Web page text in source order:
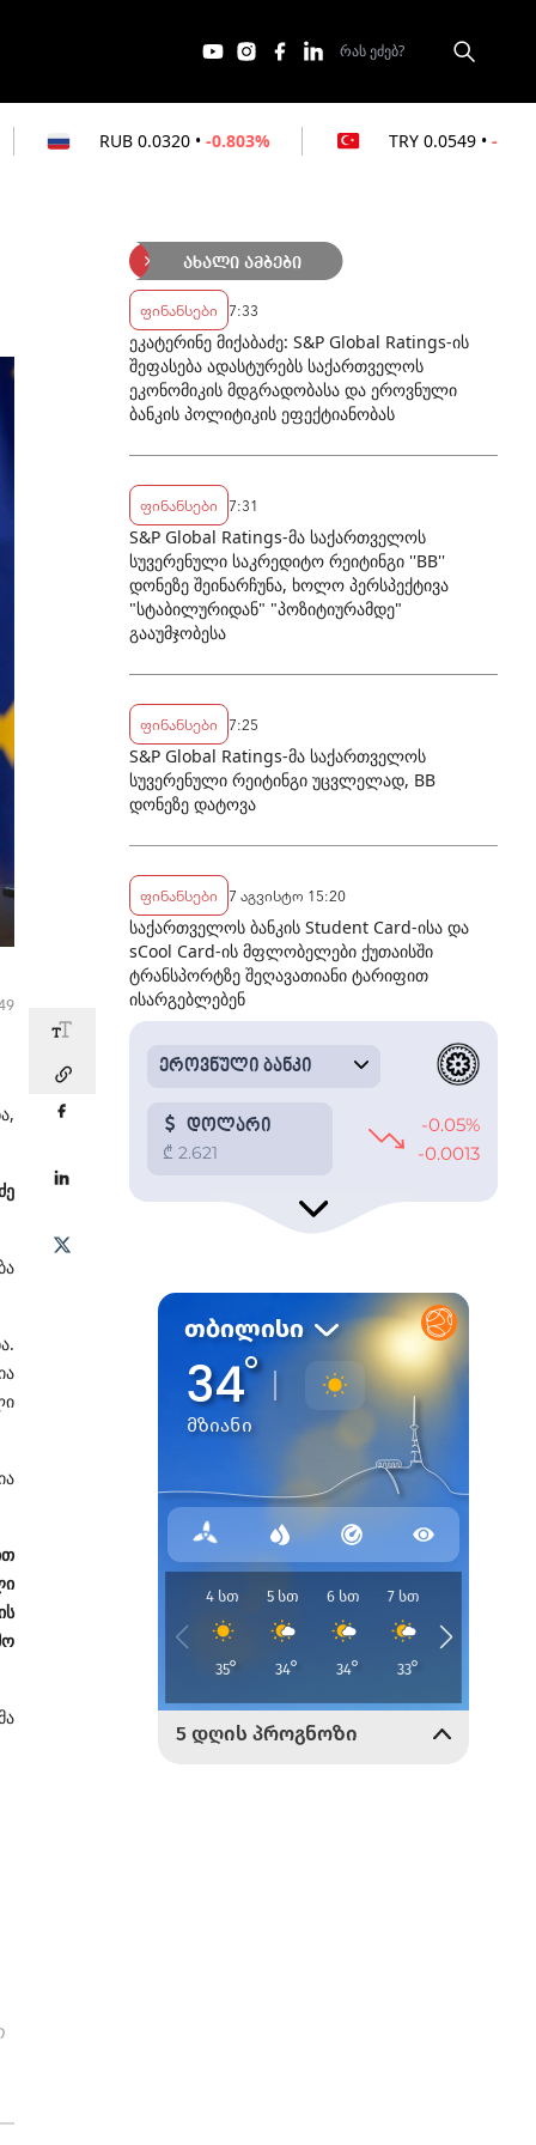
• -0.803% TRY • -0.364%
ახალი ამბები
ფინანსები 7:33
ეკატერინე მიქაბაძე: S&P Global Ratings-ის
შეფასება ადასტურებს საქართველოს
ეკონომიკის მდგრადობასა და ეროვნული
ბანკის პოლიტიკის ეფექტიანობას
ფინანსები 7:31
S&P Global Ratings-მა საქართველოს
სუვერენული საკრედიტო რეიტინგი ''BB''
დონეზე შეინარჩუნა, ხოლო პერსპექტივა
"სტაბილურიდან" "პოზიტიურამდე"
გააუმჯობესა
ფინანსები 7:25
S&P Global Ratings-მა საქართველოს
სუვერენული რეიტინგი უცვლელად, BB
დონეზე დატოვა
ფინანსები 7 აგვისტო 15:20
საქართველოს ბანკის Student Card-ისა და
sCool Card-ის მფლობელები ქუთაისში
ტრანსპორტზე შეღავათიანი ტარიფით
ისარგებლებენ